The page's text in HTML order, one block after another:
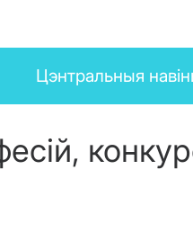
News
menu
Цэнтральныя